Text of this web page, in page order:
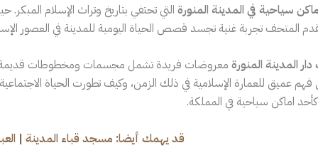
سياحية في المدينة المنورة التي تحتفي بتاريخ وتراث الإسلام
المتحف تجربة غنية تجسد قصص الحياة اليومية للمدينة في العصور
المدينة المنورة معروضات فريدة تشمل مجسمات ومخطوطات قديمة وقطعا
فهم عميق للعمارة الإسلامية في ذلك الزمن، وكيف تطورت الحياة
كأحد اماكن سياحية في المملكة.
قد يهمك أيضا: مسجد قباء المدينة |